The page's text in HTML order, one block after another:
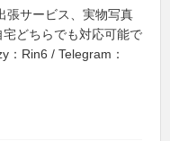
張サービス、実物写真
どちらでも対応可能で
：Rin6 / Telegram：